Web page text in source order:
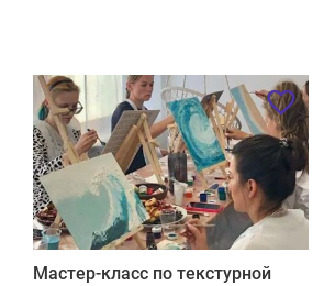
Мастер-класс по текстурной